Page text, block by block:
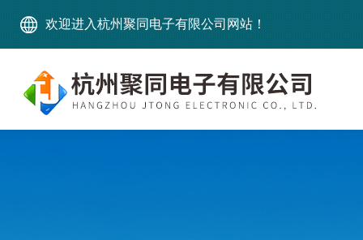
欢迎进入杭州聚同电子有限公司网站！